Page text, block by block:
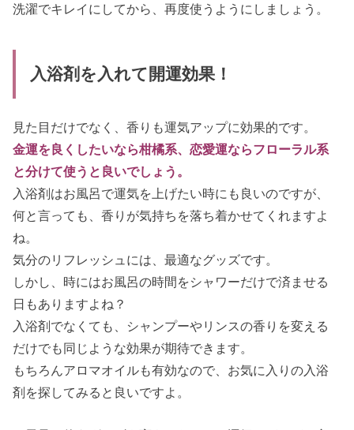
洗濯でキレイにしてから、再度使うようにしましょう。
入浴剤を入れて開運効果！
見た目だけでなく、香りも運気アップに効果的です。
金運を良くしたいなら柑橘系、恋愛運ならフローラル系
と分けて使うと良いでしょう。
入浴剤はお風呂で運気を上げたい時にも良いのですが、
何と言っても、香りが気持ちを落ち着かせてくれますよ
ね。
気分のリフレッシュには、最適なグッズです。
しかし、時にはお風呂の時間をシャワーだけで済ませる
日もありますよね？
入浴剤でなくても、シャンプーやリンスの香りを変える
だけでも同じような効果が期待できます。
もちろんアロマオイルも有効なので、お気に入りの入浴
剤を探してみると良いですよ。